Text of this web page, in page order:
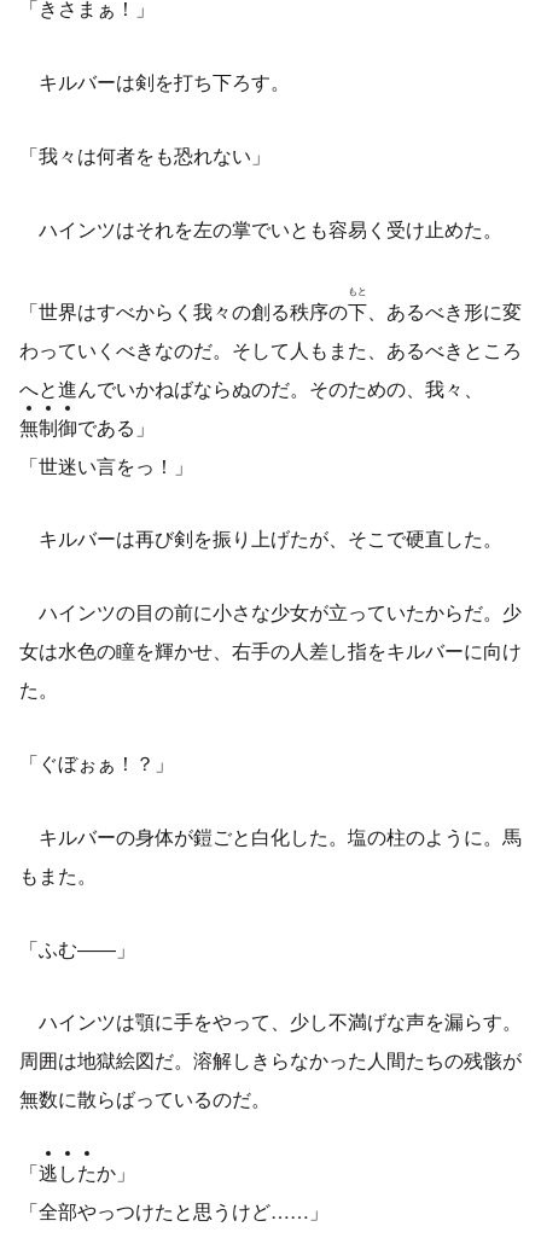
「きさまぁ！」
キルバーは剣を打ち下ろす。
「我々は何者をも恐れない」
ハインツはそれを左の掌でいとも容易く受け止めた。
「世界はすべからく我々の創る秩序の下
もと
、あるべき形に変
わっていくべきなのだ。そして人もまた、あるべきところ
へと進んでいかねばならぬのだ。そのための、我々、
無制御である」
「世迷い言をっ！」
キルバーは再び剣を振り上げたが、そこで硬直した。
ハインツの目の前に小さな少女が立っていたからだ。少
女は水色の瞳を輝かせ、右手の人差し指をキルバーに向け
た。
「ぐぼぉぁ！？」
キルバーの身体が鎧ごと白化した。塩の柱のように。馬
もまた。
「ふむ――」
ハインツは顎に手をやって、少し不満げな声を漏らす。
周囲は地獄絵図だ。溶解しきらなかった人間たちの残骸が
無数に散らばっているのだ。
「逃したか」
「全部やっつけたと思うけど……」